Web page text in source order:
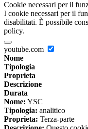
Cookie necessari per il
I cookie necessari per il
disabilitati. È possibile
policy.
youtube.com
Nome
Tipologia
Proprieta
Descrizione
Durata
Nome: YSC
Tipologia: analitico
Proprieta: Terza-parte